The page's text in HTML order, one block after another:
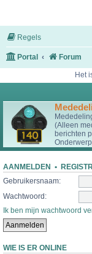
Regels
Portal Forum
Het
(Alleen
berichten
AANMELDEN •
Gebruikersnaam:
Wachtwoord:
Ik ben mijn wachtwoord
WIE IS ER ONLINE